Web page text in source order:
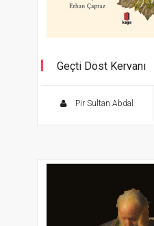
Geçti Dost Kervanı
Pir Sultan Abdal